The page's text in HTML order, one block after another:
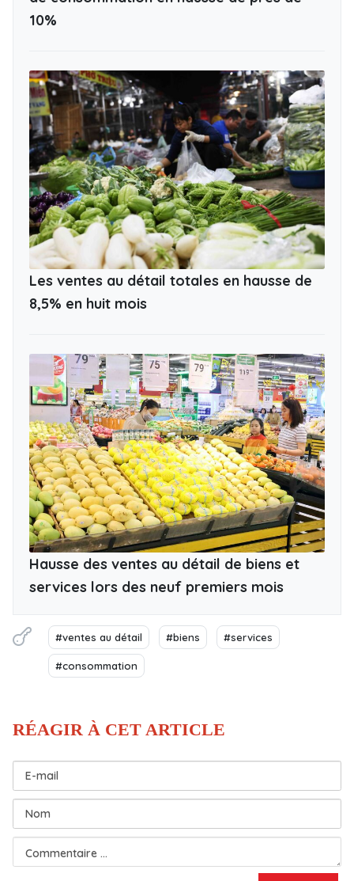
10%
Les ventes au détail totales en hausse de
8,5% en huit mois
Hausse des ventes au détail de biens et
services lors des neuf premiers mois
#ventes au détail #biens #services
#consommation